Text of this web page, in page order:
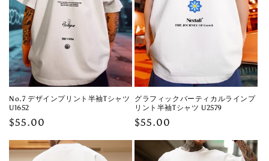
No.7 デザインプリント半袖Tシャツ
U1652
Regular
$55.00
グラフィックバーティカルラインプ
リント半袖Tシャツ U2579
Regular
$55.00